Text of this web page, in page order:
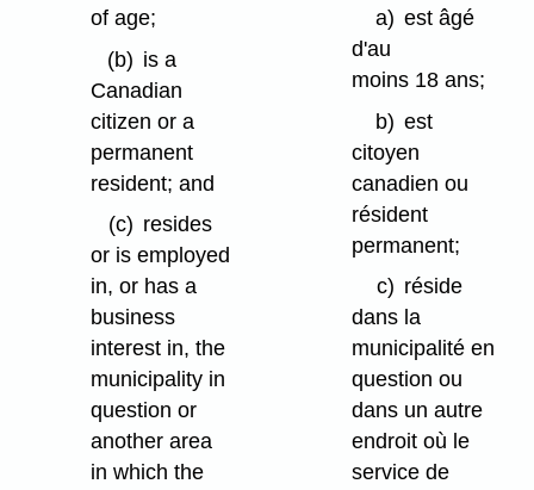
of age;
(b) is a
Canadian
citizen or a
permanent
resident; and
(c) resides
or is employed
in, or has a
business
interest in, the
municipality in
question or
another area
in which the
a) est âgé
d'au
moins 18 ans;
b) est
citoyen
canadien ou
résident
permanent;
c) réside
dans la
municipalité en
question ou
dans un autre
endroit où le
service de